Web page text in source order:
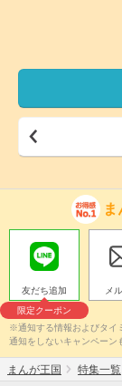
友だち追加
限定クーポン
メ
※通知する情報およびタイ
通知をしないキャンペーン
まんが王国 特集一覧